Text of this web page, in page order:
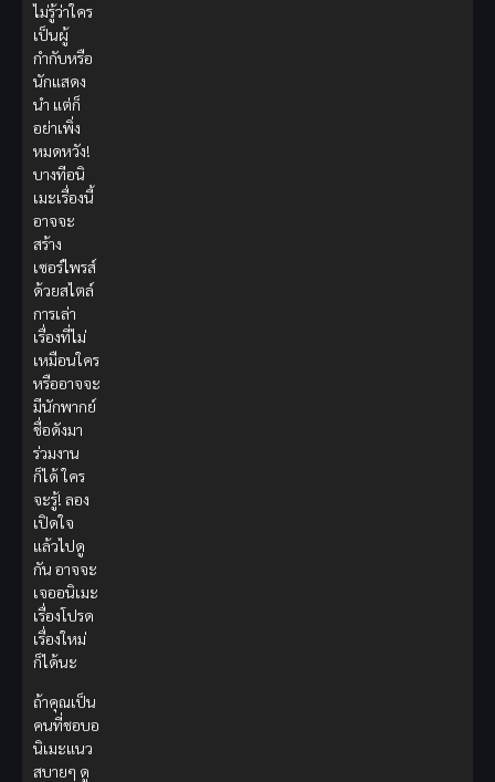
ไม่รู้ว่าใคร
เป็นผู้
กำกับหรือ
นักแสดง
นำ แต่ก็
อย่าเพิ่ง
หมดหวัง!
บางทีอนิ
เมะเรื่องนี้
อาจจะ
สร้าง
เซอร์ไพรส์
ด้วยสไตล์
การเล่า
เรื่องที่ไม่
เหมือนใคร
หรืออาจจะ
มีนักพากย์
ชื่อดังมา
ร่วมงาน
ก็ได้ ใคร
จะรู้! ลอง
เปิดใจ
แล้วไปดู
กัน อาจจะ
เจออนิเมะ
เรื่องโปรด
เรื่องใหม่
ก็ได้นะ
ถ้าคุณเป็น
คนที่ชอบอ
นิเมะแนว
สบายๆ ดู